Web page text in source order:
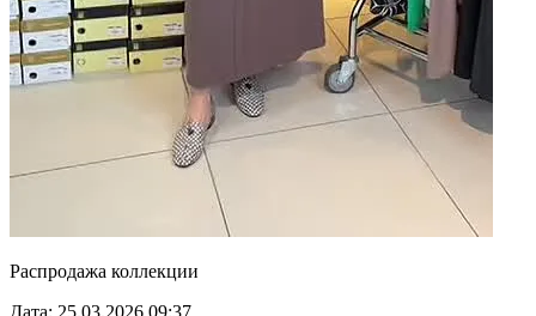
Распродажа коллекции
Дата: 25.03.2026 09:37